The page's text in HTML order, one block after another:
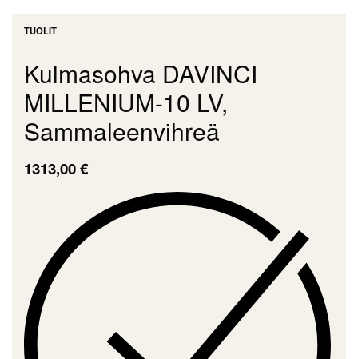
TUOLIT
Kulmasohva DAVINCI
MILLENIUM-10 LV,
Sammaleenvihreä
1313,00€